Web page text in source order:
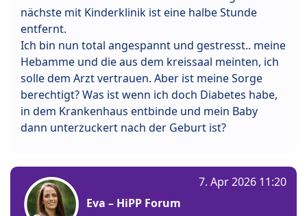
nächste mit Kinderklinik ist eine halbe Stunde
entfernt.
Ich bin nun total angespannt und gestresst.. meine
Hebamme und die aus dem kreissaal meinten, ich
solle dem Arzt vertrauen. Aber ist meine Sorge
berechtigt? Was ist wenn ich doch Diabetes habe,
in dem Krankenhaus entbinde und mein Baby
dann unterzuckert nach der Geburt ist?
Eva – HiPP Forum
7. Apr 2026 11:20